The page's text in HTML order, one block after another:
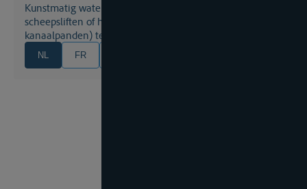
Kunstmatig waterweg met of zonder sluizen,
scheepsliften of hellingen om hoogteverschillen (tussen
kanaalpanden) te overkomen; scheepvaartkanaal.
NL FR